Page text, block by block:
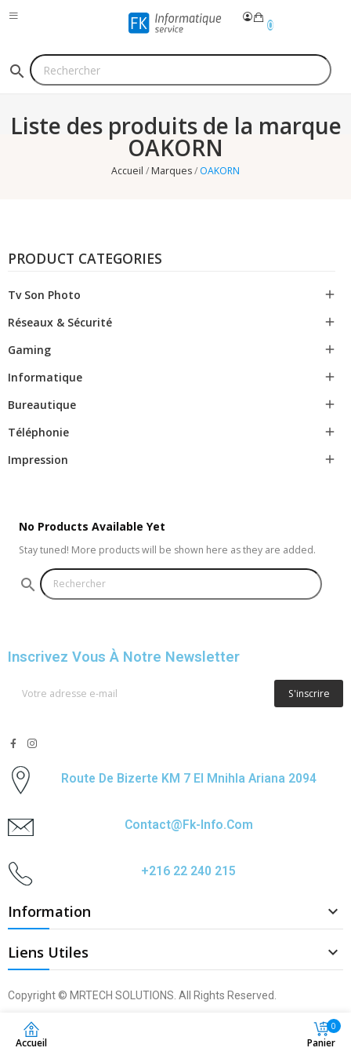
Accueil
0
Panier
0
search
Liste des produits de la marque
OAKORN
Accueil Marques OAKORN
PRODUCT CATEGORIES
Tv Son Photo 
Réseaux & Sécurité 
Gaming 
Informatique 
Bureautique 
Téléphonie 
Impression 
No Products Available Yet
Stay tuned! More products will be shown here as they are added.
search
Inscrivez Vous À Notre Newsletter
S'inscrire
Route De Bizerte KM 7 El Mnihla Ariana 2094
Contact@fk-Info.com
+216 22 240 215
Information 
Liens Utiles 
Copyright © MRTECH SOLUTIONS. All Rights Reserved.